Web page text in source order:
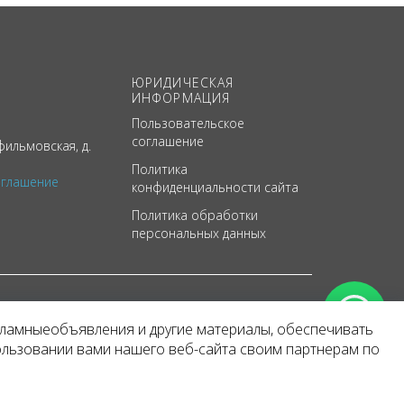
д.
ЮРИДИЧЕСКАЯ
ИНФОРМАЦИЯ
Пользовательское
соглашение
Политика
конфиденциальности сайта
Политика обработки
персональных данных
и другие материалы, обеспечивать
вами нашего веб-сайта своим партнерам по